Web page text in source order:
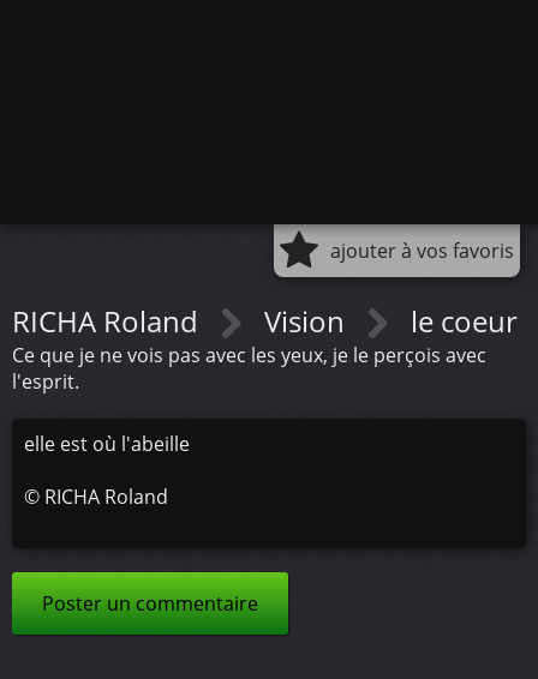
ajouter à vos favoris
RICHA Roland Vision le coeur
Ce que je ne vois pas avec les yeux, je le perçois avec
l'esprit.
elle est où l'abeille
© RICHA Roland
Poster un commentaire